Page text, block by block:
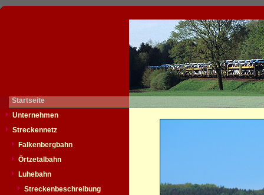
Startseite
Unternehmen
Streckennetz
Falkenbergbahn
Örtzetalbahn
Luhebahn
Streckenbeschreibung